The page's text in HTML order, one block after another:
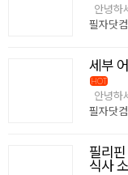
필자닷컴 매니저입니
필자닷컴
세부
HOT
엊그제 같은데 벌써 2월 말이 되었
신 계획은 잘 실천 중이신가요? ㅎㅎ 저는 성공적
필자닷컴
필리
식사